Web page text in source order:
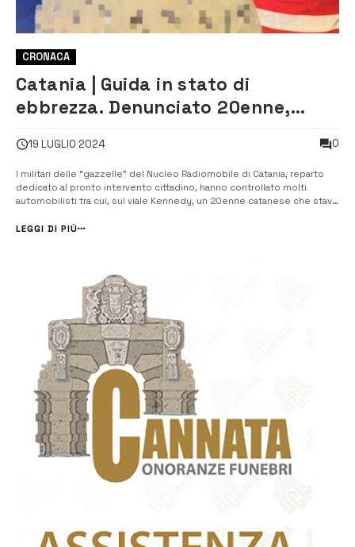
CRONACA
Catania | Guida in stato di
ebbrezza. Denunciato 20enne,
auto
19 LUGLIO 2024 0
I militari delle “gazzelle” del Nucleo Radiomobile di Catania, reparto
dedicato al pronto intervento cittadino, hanno controllato molti
automobilisti tra cui, sul viale Kennedy, un 20enne catanese che stava
iniziali del controllo, avvenuto in tarda nottata, quando è stato in...
LEGGI DI PIÙ